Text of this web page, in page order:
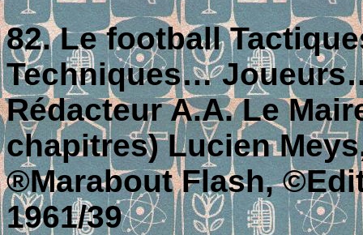
82. Le football
Techniques…
Rédacteur A.A. Le
chapitres) Lucien
®Marabout Flash,
1961/39